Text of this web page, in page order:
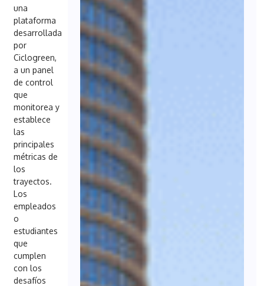
una
plataforma
desarrollada
por
Ciclogreen,
a un panel
de control
que
monitorea y
establece
las
principales
métricas de
los
trayectos.
Los
empleados
o
estudiantes
que
cumplen
con los
desafíos